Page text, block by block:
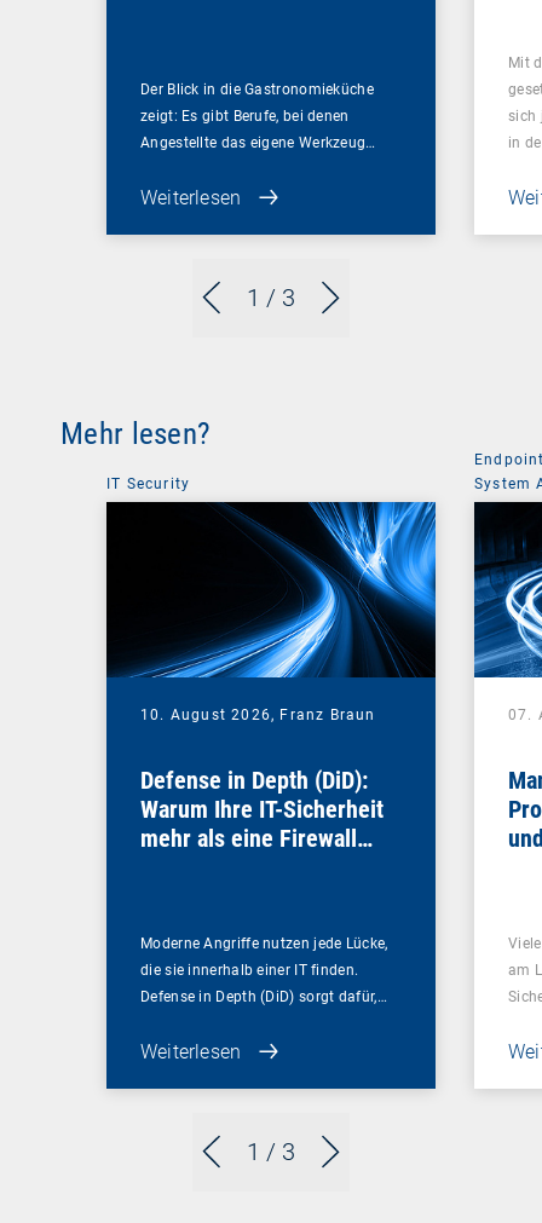
1 / 3
Der Blick in die Gastronomieküche
zeigt: Es gibt Berufe, bei denen
Angestellte das eigene Werkzeug…
Weiterlesen
Mit
sich
in
Mehr lesen?
1 / 3
IT Security
10. August 2026, Franz Braun
Defense in Depth (DiD):
Warum Ihre IT-Sicherheit
mehr als eine Firewall
Moderne Angriffe nutzen jede Lücke,
die sie innerhalb einer IT finden.
Defense in Depth (DiD) sorgt dafür,…
Weiterlesen
System
07.
am